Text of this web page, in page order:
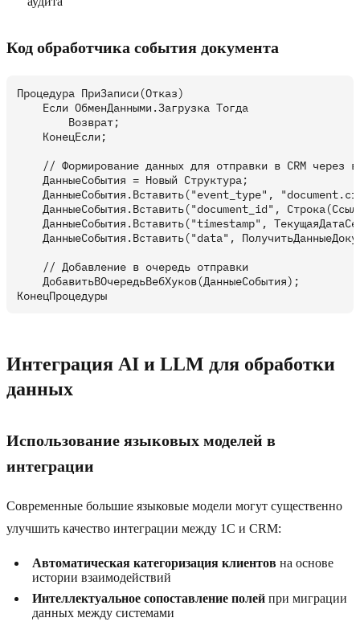
Код обработчика события документа
Процедура ПриЗаписи(Отказ)
    Если ОбменДанными.Загрузка Тогда
        Возврат;
    КонецЕсли;
// Формирование данных для отправки в CRM через
    ДанныеСобытия = Новый Структура;
ДанныеСобытия.Вставить("event_type",
ДанныеСобытия.Вставить("document_id",
ДанныеСобытия.Вставить("timestamp",
ДанныеСобытия.Вставить("data",
    // Добавление в очередь отправки
    ДобавитьВОчередьВебХуков(ДанныеСобытия);
Интеграция AI и LLM для обработки
данных
Использование языковых моделей в
интеграции
Современные большие языковые модели могут существенно
улучшить качество интеграции между 1С и CRM:
Автоматическая категоризация клиентов на основе
истории взаимодействий
Интеллектуальное сопоставление полей при миграции
данных между системами